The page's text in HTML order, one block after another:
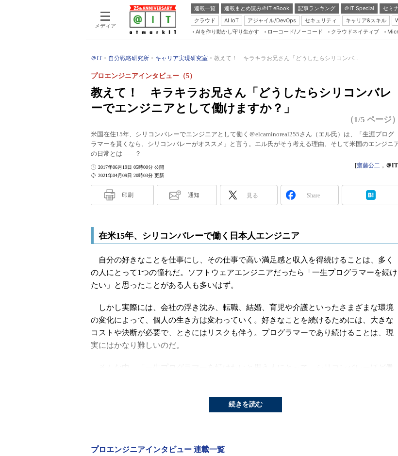
メディア
連載一覧 連載まとめ読み＠IT eBook 記事ランキング ＠IT Special セミ
クラウド
AI IoT アジャイル/DevOps セキュリティ キャリア&スキル
Java
AIを作り動かし守り生かす ローコード/ノーコード クラウドネイティブ
＠IT 自分戦略研究所 キャリア実現研究室 教えて！ キラキラお兄さん「どうしたらシリコンバ...
教えて！ キラキラお兄さん「どうしたらシリコンバレ
ーでエンジニアとして働けますか？」
プロエンジニアインタビュー（5）
（1/5 ページ）
米国在住15年、シリコンバレーでエンジニアとして働く＠elcaminoreal255さん（エル氏）は、「生涯プログ
ラマーを貫くなら、シリコンバレーがオススメ」と言う。エル氏がそう考える理由、そして米国のエンジニ
の日常とは――？
2021年04月09日 20時03分 更新
2017年06月19日 05時00分 公開 [齋藤公二 ， ＠IT
印刷 通知 見る Share
在米15年、シリコンバレーで働く日本人エンジニア
自分の好きなことを仕事にし、その仕事で高い満足感と収入を得続けることは、多く
の人にとって1つの憧れだ。ソフトウェアエンジニアだったら「一生プログラマーを続け
たい」と思ったことがある人も多いはず。
しかし実際には、会社の浮き沈み、転職、結婚、育児や介護といったさまざまな環境
の変化によって、個人の生き方は変わっていく。好きなことを続けるためには、大きな
コストや決断が必要で、ときにはリスクも伴う。プログラマーであり続けることは、現
実にはかなり難しいのだ。
メーカーに務めるシニアソフトウェアエンジニアだ。開発チームのマネジメントを行い
続きを読む
プロエンジニアインタビュー 連載一覧